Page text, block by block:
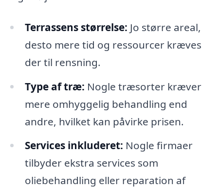
Terrassens størrelse: Jo større areal,
desto mere tid og ressourcer kræves
der til rensning.
Type af træ: Nogle træsorter kræver
mere omhyggelig behandling end
andre, hvilket kan påvirke prisen.
Services inkluderet: Nogle firmaer
tilbyder ekstra services som
oliebehandling eller reparation af